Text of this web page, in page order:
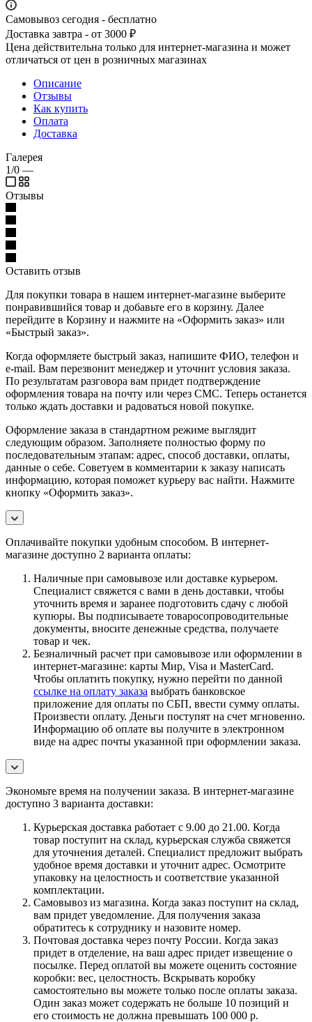
Самовывоз сегодня - бесплатно
Доставка завтра - от 3000 ₽
Цена действительна только для интернет-магазина и может
отличаться от цен в розничных магазинах
Описание
Отзывы
Как купить
Оплата
Доставка
Галерея
1/0 —
Отзывы
Оставить отзыв
Для покупки товара в нашем интернет-магазине выберите
понравившийся товар и добавьте его в корзину. Далее
перейдите в Корзину и нажмите на «Оформить заказ» или
«Быстрый заказ».
Когда оформляете быстрый заказ, напишите ФИО, телефон и
e-mail. Вам перезвонит менеджер и уточнит условия заказа.
По результатам разговора вам придет подтверждение
оформления товара на почту или через СМС. Теперь останется
только ждать доставки и радоваться новой покупке.
Оформление заказа в стандартном режиме выглядит
следующим образом. Заполняете полностью форму по
последовательным этапам: адрес, способ доставки, оплаты,
данные о себе. Советуем в комментарии к заказу написать
информацию, которая поможет курьеру вас найти. Нажмите
кнопку «Оформить заказ».
Оплачивайте покупки удобным способом. В интернет-
магазине доступно 2 варианта оплаты:
Наличные при самовывозе или доставке курьером.
Специалист свяжется с вами в день доставки, чтобы
уточнить время и заранее подготовить сдачу с любой
купюры. Вы подписываете товаросопроводительные
документы, вносите денежные средства, получаете
товар и чек.
Безналичный расчет при самовывозе или оформлении в
интернет-магазине: карты Мир, Visa и MasterCard.
Чтобы оплатить покупку, нужно перейти по данной
ссылке на оплату заказа выбрать банковское
приложение для оплаты по СБП, ввести сумму оплаты.
Произвести оплату. Деньги поступят на счет мгновенно.
Информацию об оплате вы получите в электронном
виде на адрес почты указанной при оформлении заказа.
Экономьте время на получении заказа. В интернет-магазине
доступно 3 варианта доставки:
Курьерская доставка работает с 9.00 до 21.00. Когда
товар поступит на склад, курьерская служба свяжется
для уточнения деталей. Специалист предложит выбрать
удобное время доставки и уточнит адрес. Осмотрите
упаковку на целостность и соответствие указанной
комплектации.
Самовывоз из магазина. Когда заказ поступит на склад,
вам придет уведомление. Для получения заказа
обратитесь к сотруднику и назовите номер.
Почтовая доставка через почту России. Когда заказ
придет в отделение, на ваш адрес придет извещение о
посылке. Перед оплатой вы можете оценить состояние
коробки: вес, целостность. Вскрывать коробку
самостоятельно вы можете только после оплаты заказа.
Один заказ может содержать не больше 10 позиций и
его стоимость не должна превышать 100 000 р.